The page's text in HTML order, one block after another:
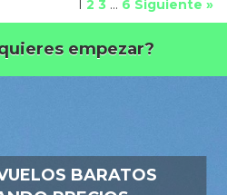
1 2 3 … 6 Siguiente »
empezar?
BARATOS